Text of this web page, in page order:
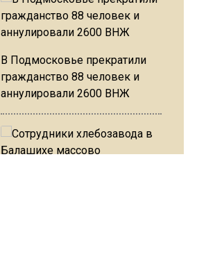
В Подмосковье прекратили
гражданство 88 человек и
аннулировали 2600 ВНЖ